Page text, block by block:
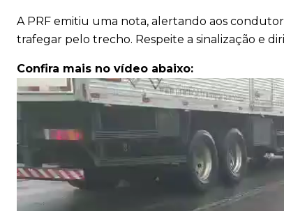
A PRF emitiu uma nota, alertando aos
trafegar pelo trecho. Respeite a sinalização e
Confira mais no vídeo abaixo: